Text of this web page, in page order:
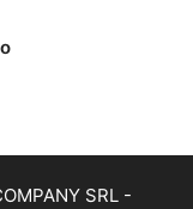
SRL -